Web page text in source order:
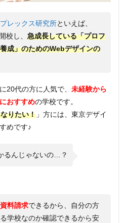
レックス研究所といえば、
校し、 急成長している「プロフ
成」のためのWebデザインの
20代の方に人気で、 未経験から
おすすめの学校です。
りたい！ 」方には、東京デザイ
めです♪
るんじゃないの…？
料請求できるから、自分の方
学校なのか確認できるから安